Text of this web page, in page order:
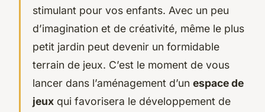
stimulant pour vos enfants. Avec un peu
d’imagination et de créativité, même le plus
petit jardin peut devenir un formidable
terrain de jeux. C’est le moment de vous
lancer dans l’aménagement d’un espace de
jeux qui favorisera le développement de